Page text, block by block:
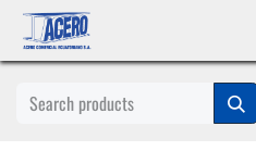
Ir al contenido